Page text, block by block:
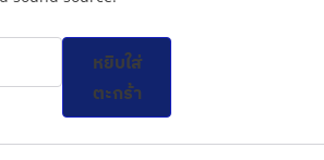
หยิบใส่
ตะกร้า